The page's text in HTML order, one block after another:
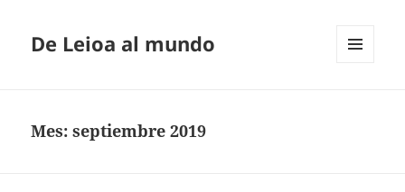
De Leioa al mundo
Mes:septiembre 2019